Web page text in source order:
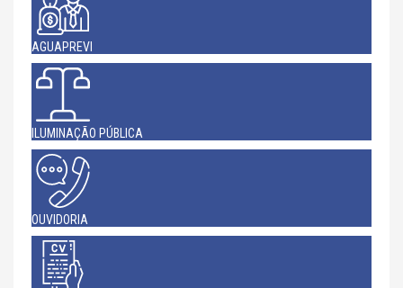
AGUAPREVI
ILUMINAÇÃO PÚBLICA
OUVIDORIA